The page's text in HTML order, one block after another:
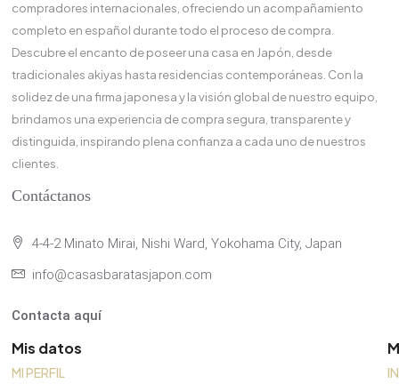
compradores internacionales, ofreciendo un acompañamiento
completo en español durante todo el proceso de compra.
Descubre el encanto de poseer una casa en Japón, desde
tradicionales akiyas hasta residencias contemporáneas. Con la
solidez de una firma japonesa y la visión global de nuestro equipo,
brindamos una experiencia de compra segura, transparente y
distinguida, inspirando plena confianza a cada uno de nuestros
clientes.
Contáctanos
4-4-2 Minato Mirai, Nishi Ward, Yokohama City, Japan
info@casasbaratasjapon.com
Contacta aquí
Mis datos
MI PERFIL